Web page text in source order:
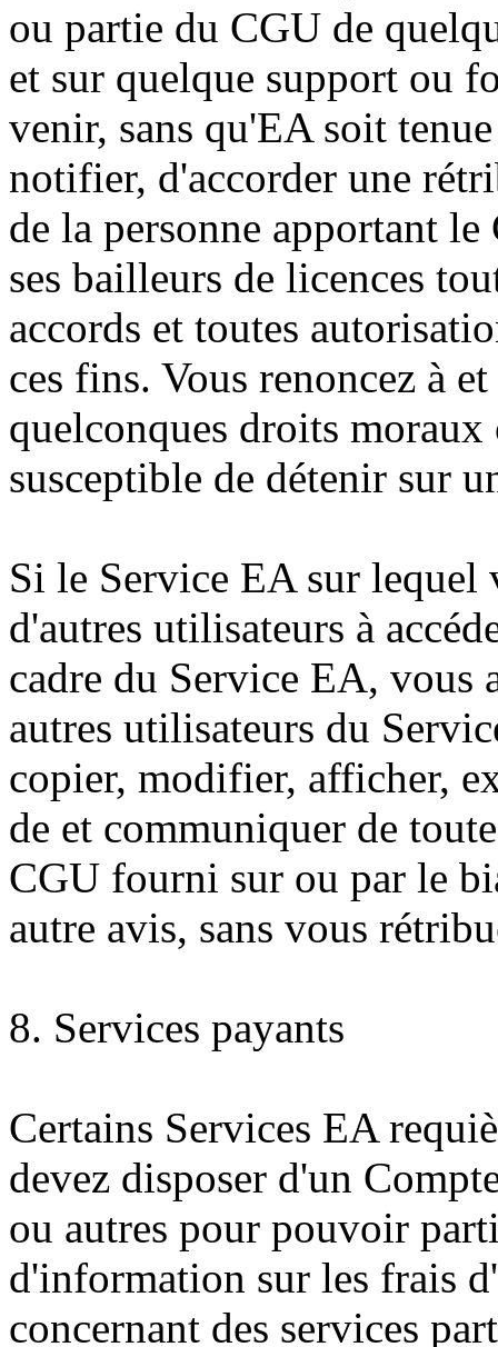
ou partie du CGU de
et sur quelque support ou
venir, sans qu'EA soit
notifier, d'accorder une
de la personne apportant
ses bailleurs de licences
accords et toutes
ces fins. Vous renoncez à
quelconques droits
susceptible de détenir sur
Si le Service EA sur lequel
d'autres utilisateurs à
cadre du Service EA, vous
autres utilisateurs du
copier, modifier, afficher,
de et communiquer de
CGU fourni sur ou par le
autre avis, sans vous
8. Services payants
Certains Services EA
devez disposer d'un
ou autres pour pouvoir
d'information sur les frais
concernant des services